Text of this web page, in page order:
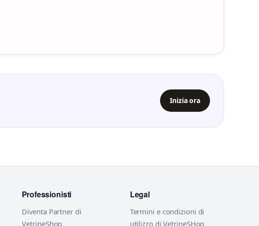
Inizia ora
Professionisti
Diventa Partner di
VetrineShop
Legal
Termini e condizioni di
utilizzo di VetrineSHop